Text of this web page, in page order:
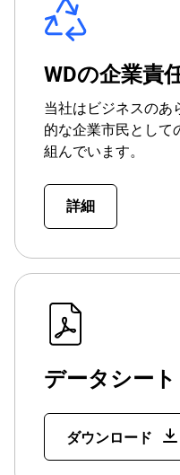
WDの企業責
当社はビジネスのあ
的な企業市民として
組んでいます。
詳細
データシート
ダウンロード